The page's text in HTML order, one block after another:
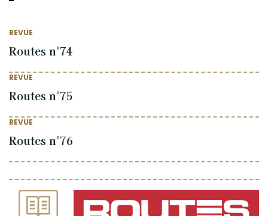
REVUE
Routes n°74
REVUE
Routes n°75
REVUE
Routes n°76